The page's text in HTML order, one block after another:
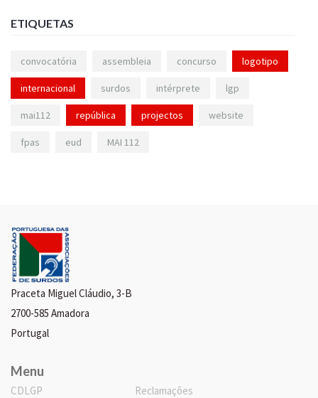
ETIQUETAS
convocatória assembleia concurso logotipo
internacional surdos intérprete lgp
mai112 república projectos website
fpas eud MAI 112
Praceta Miguel Cláudio, 3-B
2700-585 Amadora
Portugal
Menu
CDLGP
Reclamações